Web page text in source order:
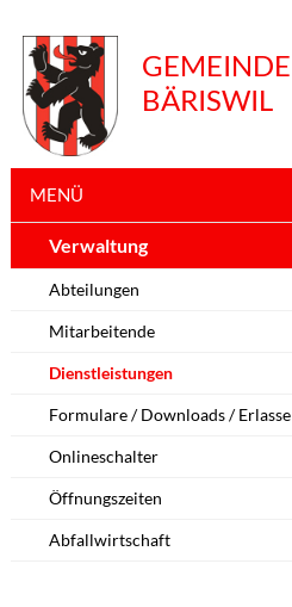
GEMEINDE
BÄRISWIL
MENÜ
Verwaltung
Abteilungen
Mitarbeitende
Dienstleistungen
Formulare / Downloads / Erlasse
Onlineschalter
Öffnungszeiten
Abfallwirtschaft